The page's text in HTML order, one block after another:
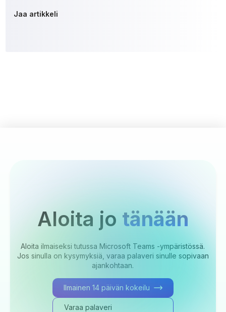
Jaa artikkeli
Aloita jo tänään
Aloita ilmaiseksi tutussa Microsoft Teams -ympäristössä.
Jos sinulla on kysymyksiä, varaa palaveri sinulle sopivaan
ajankohtaan.
Ilmainen 14 päivän kokeilu
Varaa palaveri